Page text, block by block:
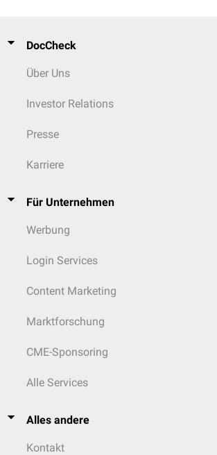
DocCheck
Über Uns
Investor Relations
Presse
Karriere
Für Unternehmen
Werbung
Login Services
Content Marketing
Marktforschung
CME-Sponsoring
Alle Services
Alles andere
Kontakt